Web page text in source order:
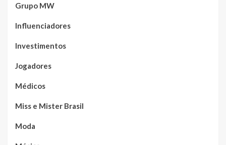
Grupo MW
Influenciadores
Investimentos
Jogadores
Médicos
Miss e Mister Brasil
Moda